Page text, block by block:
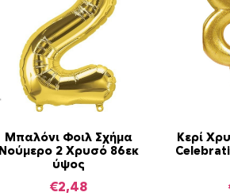
Μπαλόνι Φοιλ Σχήμα
Νούμερο 2 Χρυσό 86εκ
ύψος
€2,48
Κερί